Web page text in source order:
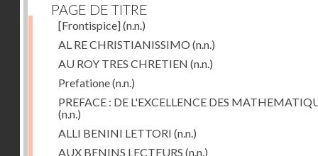
PAGE DE TITRE
[Frontispice](n.n.)
AL RE CHRISTIANISSIMO (n.n.)
AU ROY TRES CHRETIEN (n.n.)
Prefatione(n.n.)
PREFACE : DE L'EXCELLENCE DES
(n.n.)
ALLI BENINI LETTORI (n.n.)
AUX BENINS LECTEURS (n.n.)